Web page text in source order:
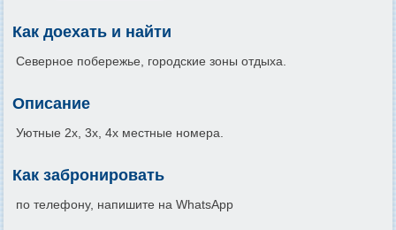
Как доехать и найти
Северное побережье, городские зоны отдыха.
Описание
Уютные 2х, 3х, 4х местные номера.
Как забронировать
по телефону, напишите на WhatsApp